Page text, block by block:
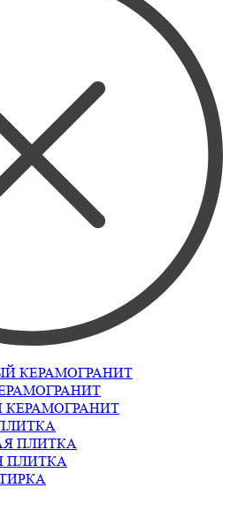
КЕРАМОГРАНИТ
ПЛИТКА
ПЛИТКА